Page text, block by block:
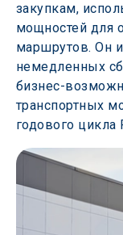
закупкам,
мощностей для
маршрутов. Он
немедленных
бизнес-
транспортных
годового цикла